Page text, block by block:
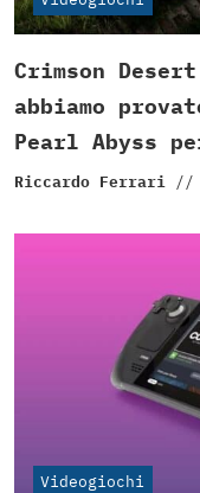
Crimson
abbiamo
Pearl Abyss
Riccardo Ferrari //
Videogiochi